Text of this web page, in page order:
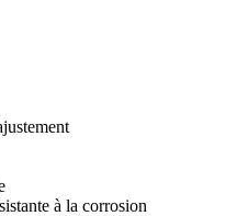
à la corrosion